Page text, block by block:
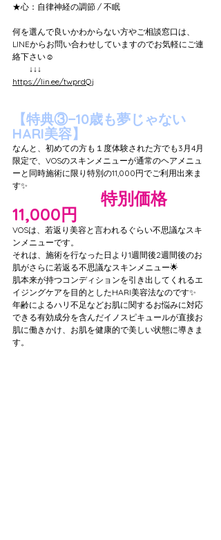
★心：自律神経の調節 / 不眠
何を選んで良いかわからない方やご相談窓口は、
LINEからお問い合わせしていますのでお気軽にご連
絡下さい☺️
↓↓↓
https://lin.ee/twprdQj
【特典③−10歳も夢じゃない
HARI美容】
なんと、初めての方も１度体験された方でも3月4月
限定で、VOSのスキンメニューが通常のヘアメニュ
ーと同時施術に限り特別の11,000円でご利用出来ま
す✨
特別価格
11,000円
VOSは、若返り美容と言われるぐらい不思議なスキ
ンメニューです。
それは、施術を行なった日より1週間後2週間後のお
肌がさらに若返る不思議なスキンメニュー🌟
肌本来が持つコンディションを引き出してくれるエ
イジングケアを目的としたHARI美容法なのです✨
年齢によるハリ不足などお肌に関するお悩みに対応
できる有効成分を含んだイノスピキュールが直接お
肌に働きかけ、お肌を健康的で美しい状態に導きま
す。